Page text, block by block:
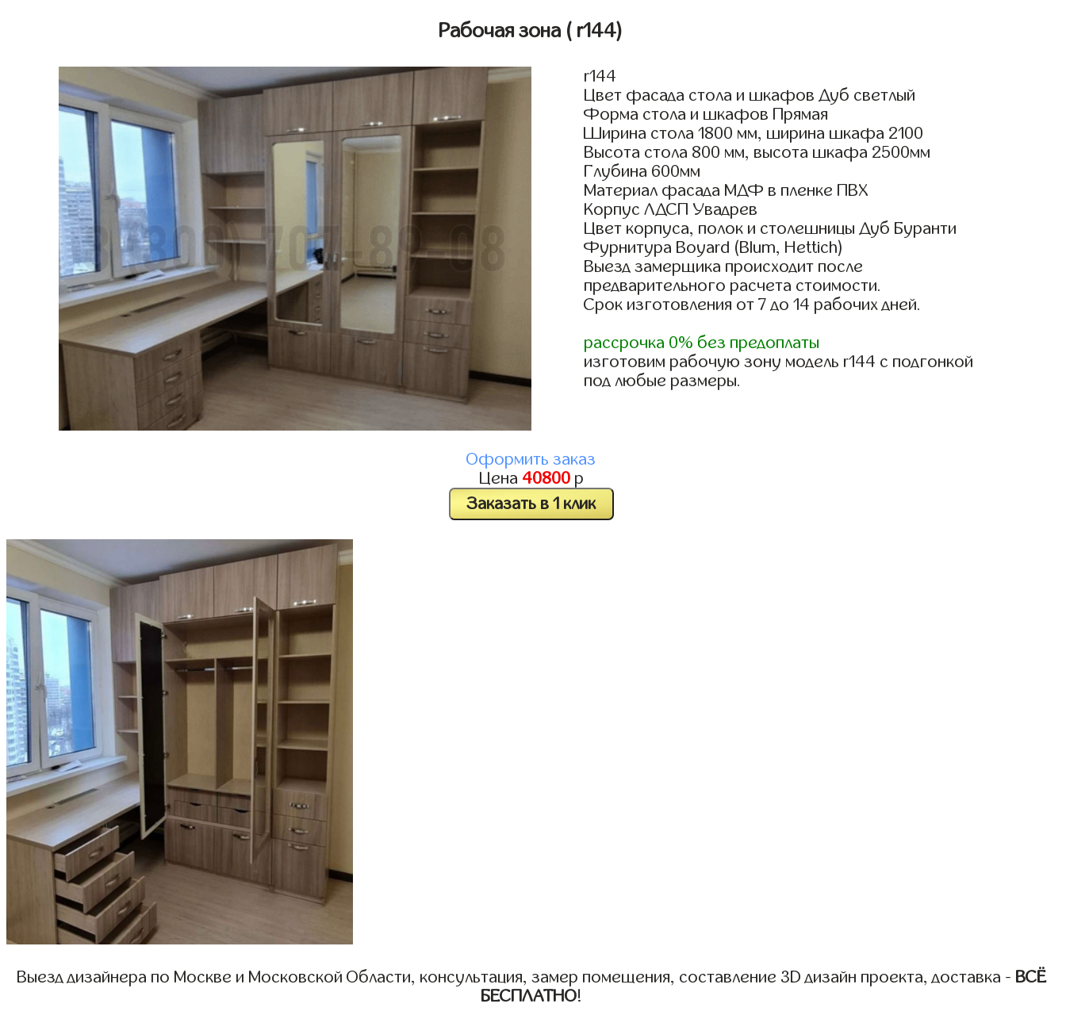
Рабочая зона ( r144)
r144
Цвет фасада стола и шкафов Дуб светлый
Форма стола и шкафов Прямая
Ширина стола 1800 мм, ширина шкафа 2100
Высота стола 800 мм, высота шкафа 2500мм
Глубина 600мм
Материал фасада МДФ в пленке ПВХ
Корпус ЛДСП Увадрев
Цвет корпуса, полок и столешницы Дуб Буранти
Фурнитура Boyard (Blum, Hettich)
Выезд замерщика происходит после
предварительного расчета стоимости.
Срок изготовления от 7 до 14 рабочих дней.
рассрочка 0% без предоплаты
изготовим рабочую зону модель r144 с подгонкой
под любые размеры.
Оформить заказ
Цена 40800р
Заказать в 1 клик
Выезд дизайнера по Москве и Московской Области, консультация, замер помещения, составление 3D дизайн проекта, доставка - ВСЁ
БЕСПЛАТНО!